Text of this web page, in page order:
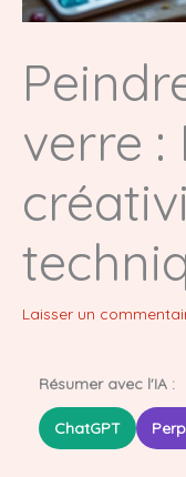
verre :
Laisser un
Résumer avec l'IA :
ChatGPT